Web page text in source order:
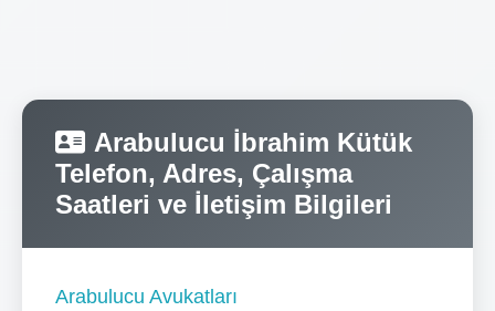
Arabulucu İbrahim Kütük
Telefon, Adres, Çalışma
Saatleri ve İletişim Bilgileri
Arabulucu Avukatları